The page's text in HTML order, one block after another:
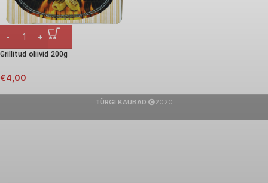
Grillitud oliivid 200g
€4,00
TÜRGI KAUBAD 2020